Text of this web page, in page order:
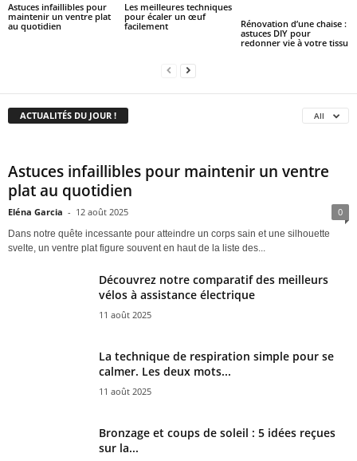
Astuces infaillibles pour
maintenir un ventre plat
au quotidien
Les meilleures techniques
pour écaler un œuf
facilement
Rénovation d’une chaise :
astuces DIY pour
redonner vie à votre tissu
ACTUALITÉS DU JOUR ! All
Astuces infaillibles pour maintenir un ventre
plat au quotidien
Eléna Garcia - 12 août 2025 0
Dans notre quête incessante pour atteindre un corps sain et une silhouette
svelte, un ventre plat figure souvent en haut de la liste des...
Découvrez notre comparatif des meilleurs
vélos à assistance électrique
11 août 2025
La technique de respiration simple pour se
calmer. Les deux mots...
11 août 2025
Bronzage et coups de soleil : 5 idées reçues
sur la...